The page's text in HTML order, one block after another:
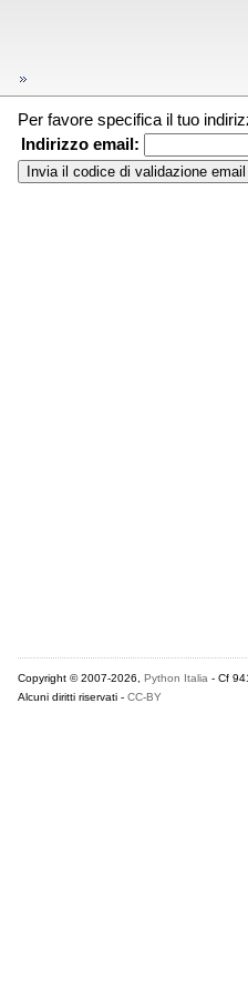
Per favore specifica il tuo
Indirizzo email:
Copyright © 2007-2026, Python Italia - Cf
Alcuni diritti riservati - CC-BY